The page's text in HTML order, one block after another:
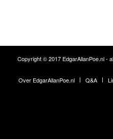
Copyright © 2017 EdgarAllanPoe.nl -
Over EdgarAllanPoe.nl Q&A